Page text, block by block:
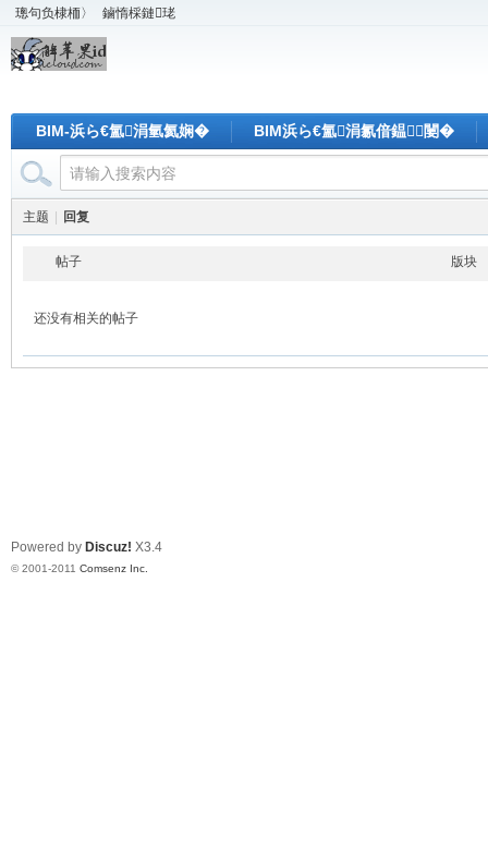
璁句负棣栭〉 鏀惰棌鏈珯
BIM-浜ら€氳涓氫氦娴� BIM浜ら€氳涓氱偣鎾闄�
主题 回复
帖子 版块
还没有相关的帖子
Powered by Discuz! X3.4
© 2001-2011 Comsenz Inc.